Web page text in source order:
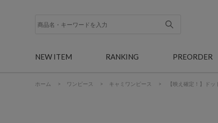
NEW ITEM RANKING PREORDER
ホーム > ワンピース > キャミワンピース > 【映え確定！】ド